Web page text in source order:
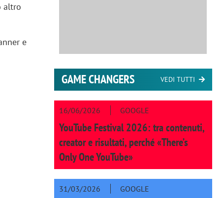
altro
e
GAME CHANGERS VEDI TUTTI
16/06/2026 GOOGLE
YouTube Festival 2026: tra contenuti,
creator e risultati, perché «There’s
Only One YouTube»
31/03/2026 GOOGLE